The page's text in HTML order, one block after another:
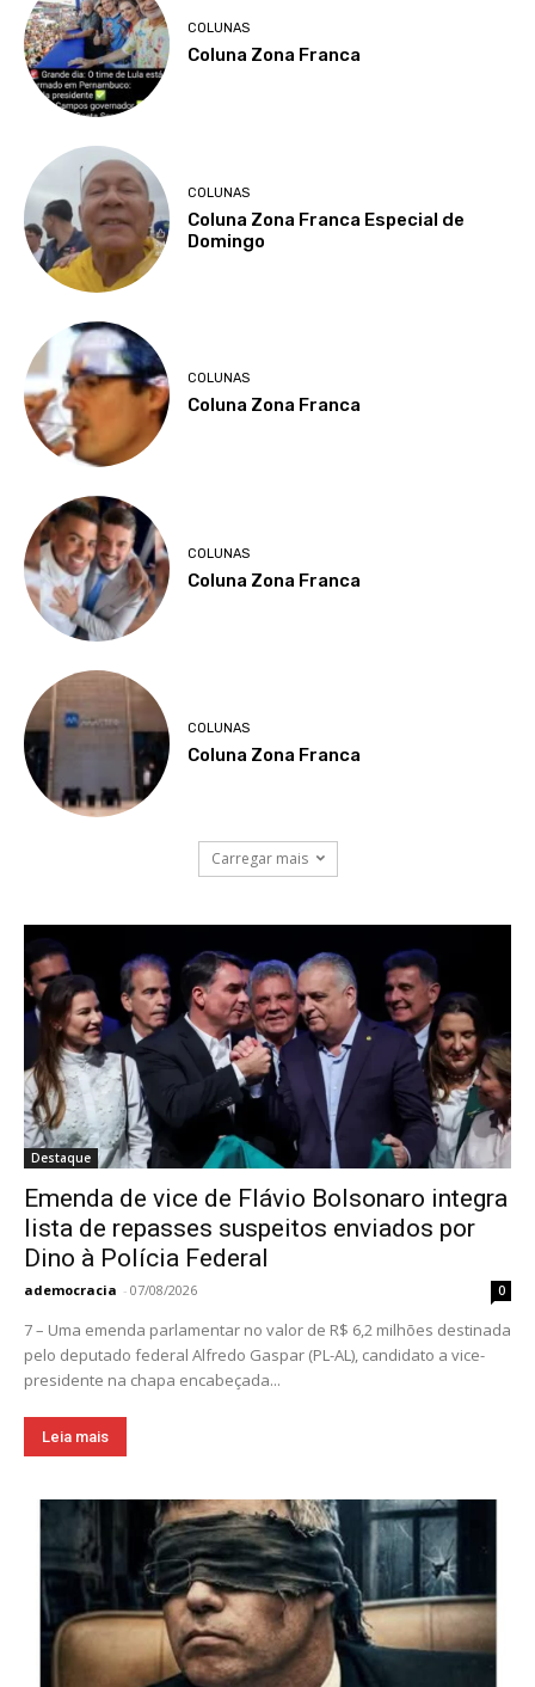
COLUNAS
Coluna Zona Franca
COLUNAS
Coluna Zona Franca Especial de
Domingo
COLUNAS
Coluna Zona Franca
COLUNAS
Coluna Zona Franca
COLUNAS
Coluna Zona Franca
Carregar mais
Destaque
Emenda de vice de Flávio Bolsonaro integra
lista de repasses suspeitos enviados por
Dino à Polícia Federal
ademocracia - 07/08/2026 0
7 – Uma emenda parlamentar no valor de R$ 6,2 milhões destinada
pelo deputado federal Alfredo Gaspar (PL-AL), candidato a vice-
presidente na chapa encabeçada...
Leia mais